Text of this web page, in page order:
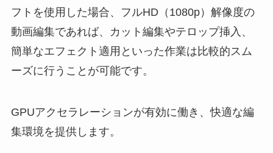
フトを使用した場合、フルHD（1080p）解像度の
動画編集であれば、カット編集やテロップ挿入、
簡単なエフェクト適用といった作業は比較的スム
ーズに行うことが可能です。
GPUアクセラレーションが有効に働き、快適な編
集環境を提供します。